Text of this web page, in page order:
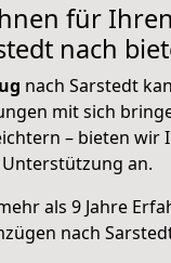
für
nach
nach Sarstedt
mit sich
– bieten wir
Unterstützung an.
als 9 Jahre
nach